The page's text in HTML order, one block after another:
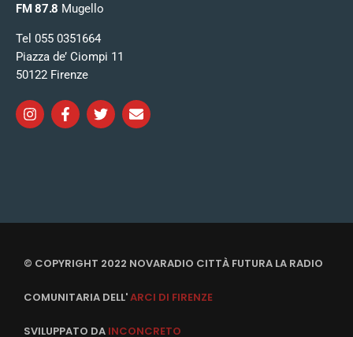
FM 87.8 Mugello
Tel 055 0351664
Piazza de’ Ciompi 11
50122 Firenze
© COPYRIGHT 2022 NOVARADIO CITTÀ FUTURA LA RADIO
COMUNITARIA DELL'ARCI DI FIRENZE
SVILUPPATO DA INCONCRETO